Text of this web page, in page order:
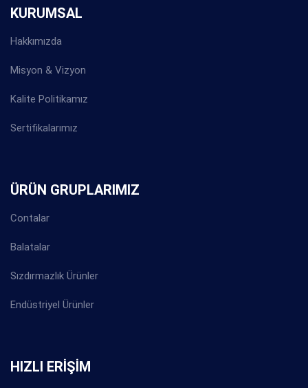
KURUMSAL
Hakkımızda
Misyon & Vizyon
Kalite Politikamız
Sertifikalarımız
ÜRÜN GRUPLARIMIZ
Contalar
Balatalar
Sızdırmazlık Ürünler
Endüstriyel Ürünler
HIZLI ERİŞİM